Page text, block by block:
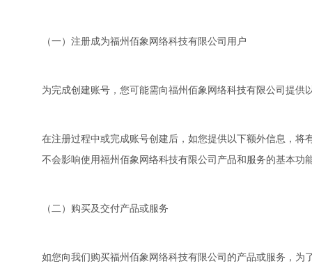
（一）注册成为福州佰象网络科技有限公司用户
为完成创建账号，您可能需向福州佰象网络科技有限公司提
在注册过程中或完成账号创建后，如您提供以下额外信息，
不会影响使用福州佰象网络科技有限公司产品和服务的基本功
（二）购买及交付产品或服务
如您向我们购买福州佰象网络科技有限公司的产品或服务，